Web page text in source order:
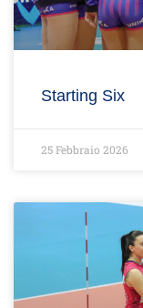
Starting Six
25 Febbraio 2026